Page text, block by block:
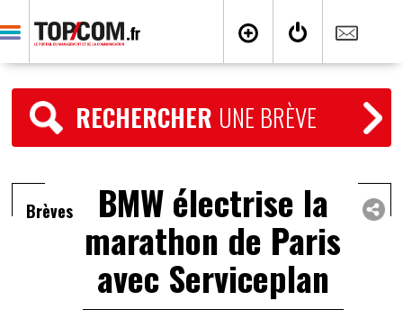
RECHERCHER UNE BRÈVE
Brèves BMW électrise la
marathon de Paris
avec Serviceplan